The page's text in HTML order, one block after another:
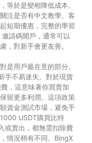
等於是變相降低成本。
注是否有中文教學、客
短期優惠，完整的學習
請碼開戶，通常可以
，對新手會更友善。
是用戶最在意的部分。
手不易迷失。對於現貨
，這意味著你買賣加
留更多利潤。這項政策
資金測試市場，避免手
USDT購買比特
或賣出，都無需扣除費
情況稍有不同。BingX